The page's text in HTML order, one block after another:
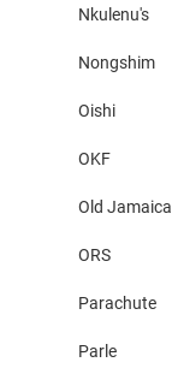
Nkulenu's
Nongshim
Oishi
OKF
Old Jamaica
ORS
Parachute
Parle